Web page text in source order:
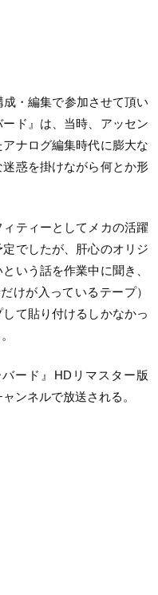
・編集で参加させて頂い
ド』は、当時、アッセン
ナログ編集時代に膨大な
惑を掛けながら何とか形
ティーとしてメカの活躍
でしたが、肝心のオリジ
いう話を作業中に聞き、
けが入っているテープ）
て貼り付けるしかなかっ
ード』HDリマスター版
ンネルで放送される。